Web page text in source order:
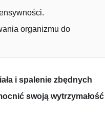
organizmu do
i spalenie zbędnych
swoją wytrzymałość